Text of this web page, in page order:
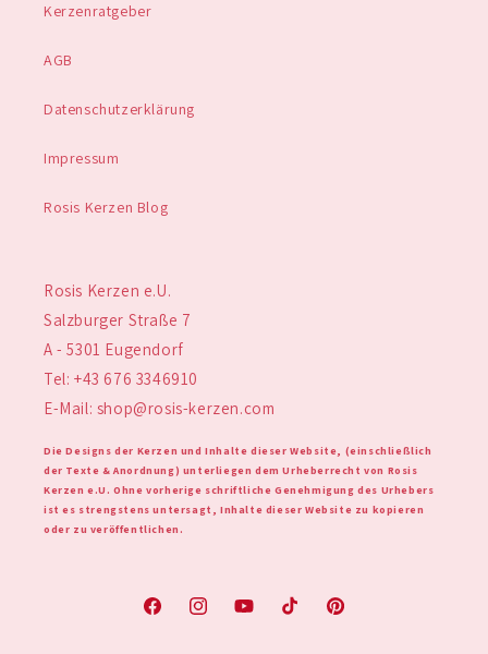
Kerzenratgeber
AGB
Datenschutzerklärung
Impressum
Rosis Kerzen Blog
Rosis Kerzen e.U.
Salzburger Straße 7
A - 5301 Eugendorf
Tel: +43 676 3346910
E-Mail: shop@rosis-kerzen.com
Die Designs der Kerzen und Inhalte dieser Website, (einschließlich
der Texte & Anordnung) unterliegen dem Urheberrecht von Rosis
Kerzen e.U. Ohne vorherige schriftliche Genehmigung des Urhebers
ist es strengstens untersagt, Inhalte dieser Website zu kopieren
oder zu veröffentlichen.
FacebookInstagramYouTubeTikTok Pinterest